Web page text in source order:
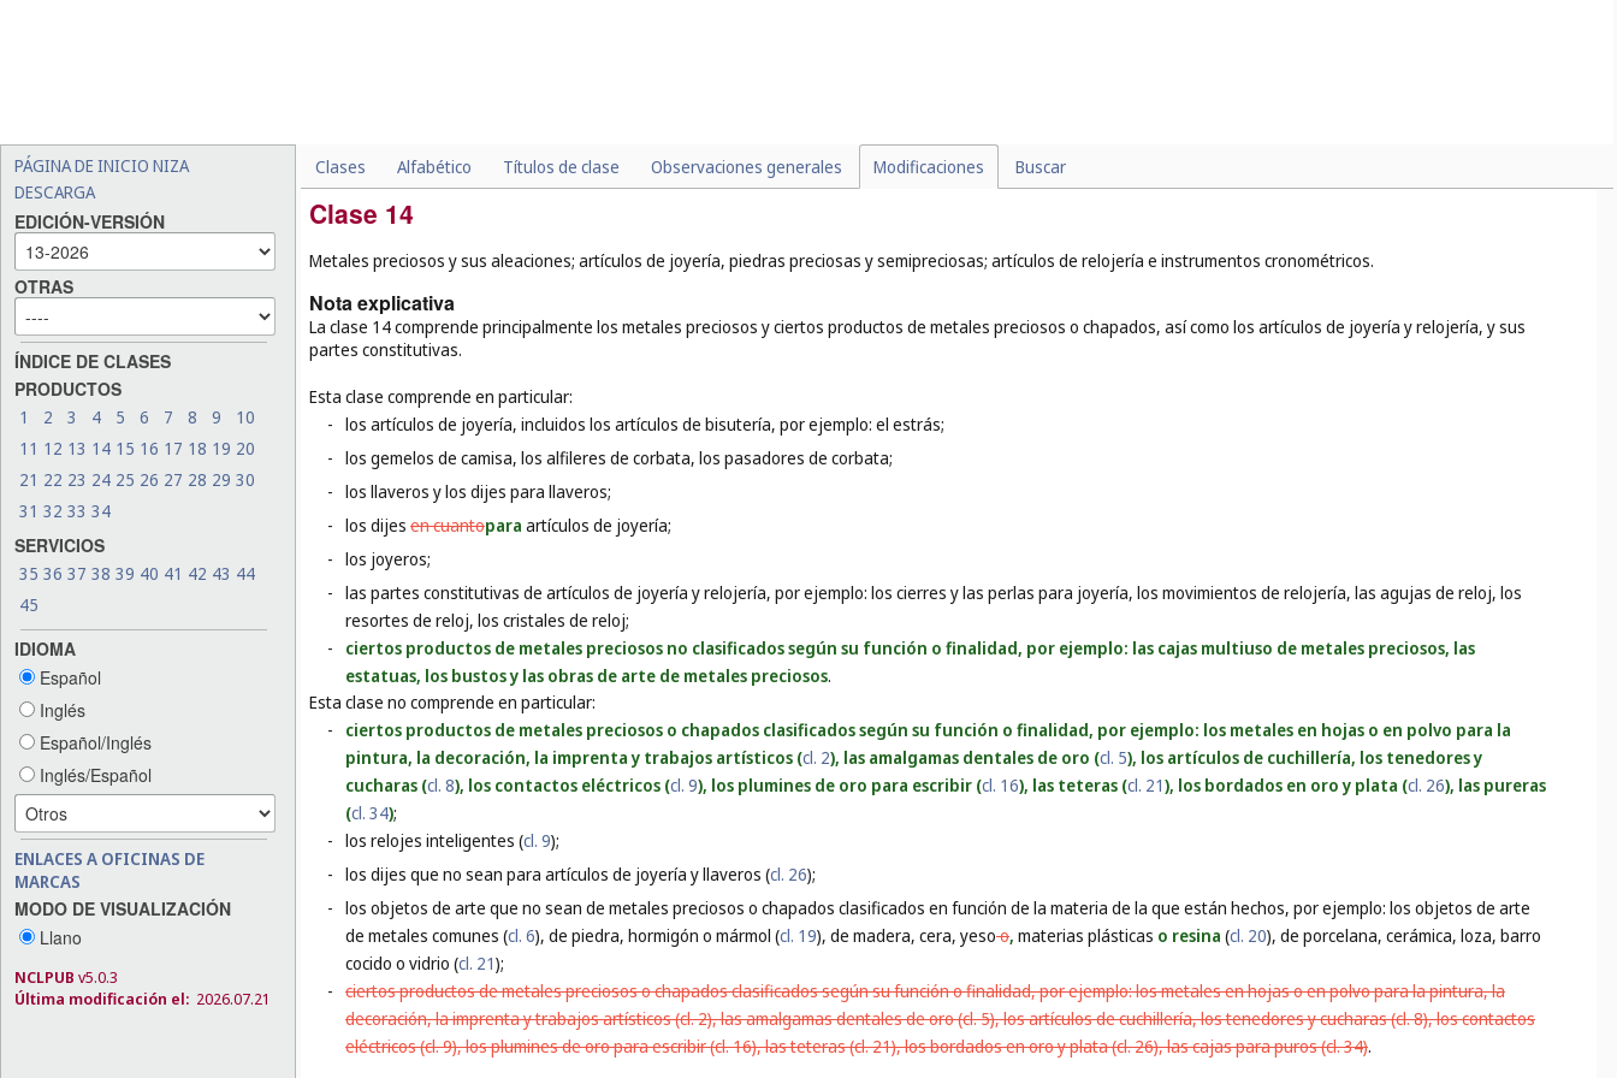
PÁGINA DE INICIO NIZA
DESCARGA
EDICIÓN-VERSIÓN
OTRAS
ÍNDICE DE CLASES
PRODUCTOS
1 2 3 4 5 6 7 8 9
10
11 12 13 14 15 16 17 18 19 20
21 22 23 24 25 26 27 28 29 30
31 32 33 34
SERVICIOS
35 36 37 38 39 40 41 42 43 44
45
IDIOMA
Español
Inglés
Español/Inglés
Inglés/Español
ENLACES A OFICINAS DE
MARCAS
MODO DE VISUALIZACIÓN
Llano
NCLPUB v5.0.3
Última modificación el: 2026.07.21
Clases Alfabético Títulos de clase Observaciones generales Modificaciones Buscar
Clase 14
Metales preciosos y sus aleaciones; artículos de joyería, piedras preciosas y semipreciosas; artículos de relojería e instrumentos cronométricos.
Nota explicativa
La clase 14 comprende principalmente los metales preciosos y ciertos productos de metales preciosos o chapados, así como los artículos de joyería y relojería, y sus
partes constitutivas.
Esta clase comprende en particular:
- los artículos de joyería, incluidos los artículos de bisutería, por ejemplo: el estrás;
- los gemelos de camisa, los alfileres de corbata, los pasadores de corbata;
- los llaveros y los dijes para llaveros;
- los dijes en cuantopara artículos de joyería;
- los joyeros;
- las partes constitutivas de artículos de joyería y relojería, por ejemplo: los cierres y las perlas para joyería, los movimientos de relojería, las agujas de reloj, los
resortes de reloj, los cristales de reloj;
-
ciertos productos de metales preciosos no clasificados según su función o finalidad, por ejemplo: las cajas multiuso de metales preciosos, las
estatuas, los bustos y las obras de arte de metales preciosos.
Esta clase no comprende en particular:
-
ciertos productos de metales preciosos o chapados clasificados según su función o finalidad, por ejemplo: los metales en hojas o en polvo para la
pintura, la decoración, la imprenta y trabajos artísticos (cl. 2), las amalgamas dentales de oro (cl. 5), los artículos de cuchillería, los tenedores y
cucharas (cl. 8), los contactos eléctricos (cl. 9), los plumines de oro para escribir (cl. 16), las teteras (cl. 21), los bordados en oro y plata (cl. 26), las pureras
(cl. 34);
- los relojes inteligentes (cl. 9);
- los dijes que no sean para artículos de joyería y llaveros (cl. 26);
- los objetos de arte que no sean de metales preciosos o chapados clasificados en función de la materia de la que están hechos, por ejemplo: los objetos de arte
de metales comunes (cl. 6), de piedra, hormigón o mármol (cl. 19), de madera, cera, yesoo, materias plásticas o resina (cl. 20), de porcelana, cerámica, loza, barro
cocido o vidrio (cl. 21);
- ciertos productos de metales preciosos o chapados clasificados según su función o finalidad, por ejemplo: los metales en hojas o en polvo para la pintura, la
decoración, la imprenta y trabajos artísticos (cl. 2), las amalgamas dentales de oro (cl. 5), los artículos de cuchillería, los tenedores y cucharas (cl. 8), los contactos
eléctricos (cl. 9), los plumines de oro para escribir (cl. 16), las teteras (cl. 21), los bordados en oro y plata (cl. 26), las cajas para puros (cl. 34).